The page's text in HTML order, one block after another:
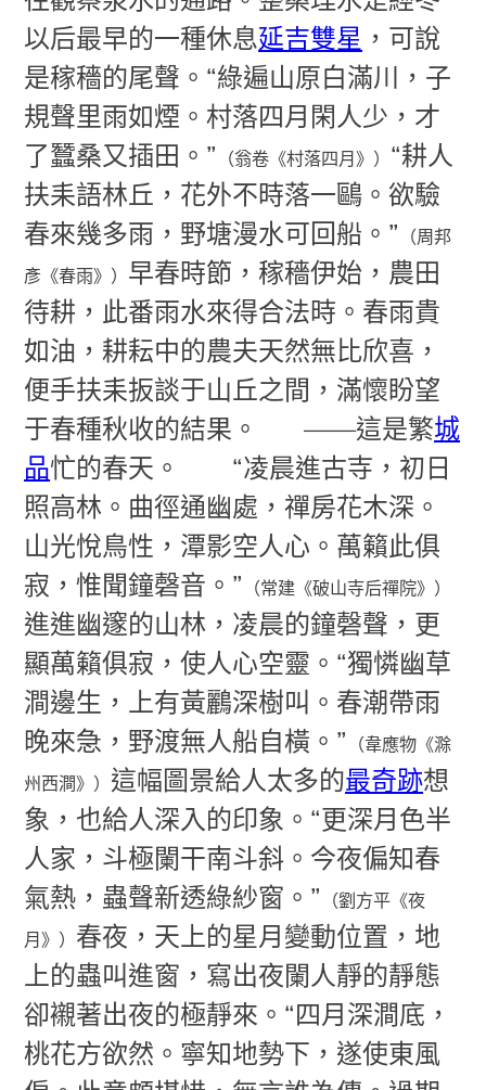
以后最早的一種休息延吉雙星 ，可說
是稼穡的尾聲。“綠遍山原白滿川，子
規聲里雨如煙。村落四月閑人少，才
了蠶桑又插田。”
（翁卷《村落四月》） “耕人
扶耒語林丘，花外不時落一鷗。欲驗
春來幾多雨，野塘漫水可回船。”
（周邦
彥《春雨》） 早春時節，稼穡伊始，農田
待耕，此番雨水來得合法時。春雨貴
如油，耕耘中的農夫天然無比欣喜，
便手扶耒扳談于山丘之間，滿懷盼望
于春種秋收的結果。
——這是繁城
品忙的春天。
“凌晨進古寺，初日
照高林。曲徑通幽處，禪房花木深。
山光悅鳥性，潭影空人心。萬籟此俱
寂，惟聞鐘磬音。”
（常建《破山寺后禪院》）
進進幽邃的山林，凌晨的鐘磬聲，更
顯萬籟俱寂，使人心空靈。“獨憐幽草
澗邊生，上有黃鸝深樹叫。春潮帶雨
晚來急，野渡無人船自橫。”
（韋應物《滁
州西澗》） 這幅圖景給人太多的最奇跡想
象，也給人深入的印象。“更深月色半
人家，斗極闌干南斗斜。今夜偏知春
氣熱，蟲聲新透綠紗窗。”
（劉方平《夜
月》） 春夜，天上的星月變動位置，地
上的蟲叫進窗，寫出夜闌人靜的靜態
卻襯著出夜的極靜來。“四月深澗底，
桃花方欲然。寧知地勢下，遂使東風